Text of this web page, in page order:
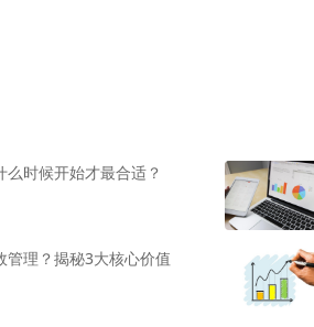
么时候开始才最合适？
管理？揭秘3大核心价值